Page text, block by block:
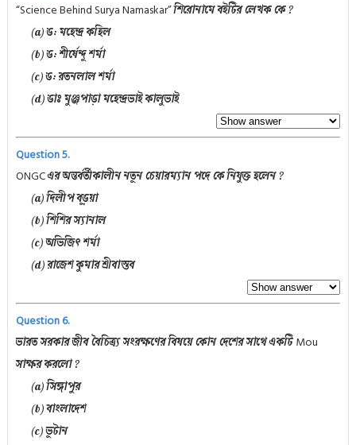
“Science Behind Surya Namaskar”শিরোনামে বইটির লেখক কে ?
(a) ড: মহেন্দ্র কহিল
(b) ড: শীর্ষেন্দু শর্মা
(c) ড: রতনলাল শর্মা
(d) ডাঃ মুঞ্জপাড়া মহেন্দ্রভাই কালুভাই
Question 5.
ONGCএর অন্তর্বর্তীকালীন নতুন চেয়ারম্যান পদে কে নিযুক্ত হলেন ?
(a) দিলীপ বড়ুয়া
(b) শিশির স্যানাল
(c) অভিজিৎ শর্মা
(d) রাজেশ কুমার শ্রীবাস্তব
Question 6.
ভারত সরকার জীব বৈচিত্র্য সংরক্ষণের বিষয়ে কোন দেশের সাথে একটিMou
সাক্ষর করলো ?
(a) সিঙ্গাপুর
(b) বাংলাদেশ
(c) ভুটান